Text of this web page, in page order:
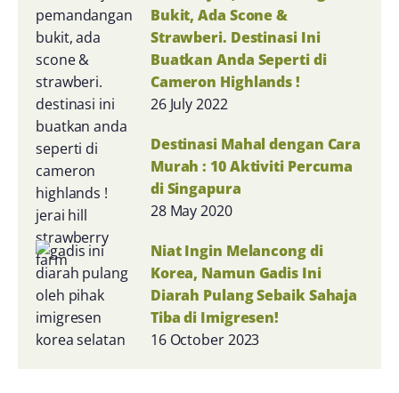
Bukit, Ada Scone &
Strawberi. Destinasi Ini
Buatkan Anda Seperti di
Cameron Highlands !
26 July 2022
Destinasi Mahal dengan Cara
Murah : 10 Aktiviti Percuma
di Singapura
28 May 2020
Niat Ingin Melancong di
Korea, Namun Gadis Ini
Diarah Pulang Sebaik Sahaja
Tiba di Imigresen!
16 October 2023